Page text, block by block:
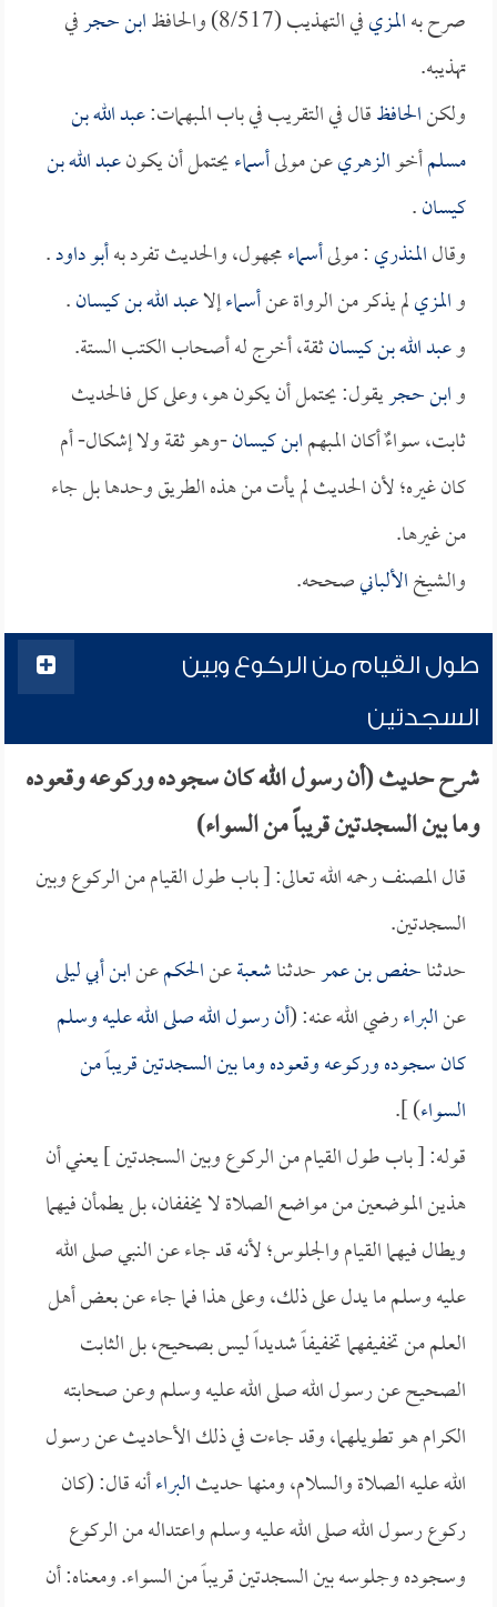
صرح بهالمزيفي التهذيب (8/517) والحافظ ابن حجرفي
تهذيبه.
ولكنالحافظقال في التقريب في باب المبهمات:عبد الله بن
مسلمأخوالزهريعن مولىأسماءيحتمل أن يكونعبد الله بن
كيسان.
وقالالمنذري: مولىأسماءمجهول، والحديث تفرد بهأبو داود.
والمزيلم يذكر من الرواة عنأسماءإلاعبد الله بن كيسان.
وعبد الله بن كيسانثقة، أخرج له أصحاب الكتب الستة.
وابن حجريقول: يحتمل أن يكون هو، وعلى كل فالحديث
ثابت، سواءٌ أكان المبهمابن كيسان-وهو ثقة ولا إشكال- أم
كان غيره؛ لأن الحديث لم يأت من هذه الطريق وحدها بل جاء
من غيرها.
والشيخالألبانيصححه.
طول القيام من الركوع وبين
السجدتين
شرح حديث (أن رسول الله كان سجوده وركوعه وقعوده
وما بين السجدتين قريباً من السواء)
قال المصنف رحمه الله تعالى: [ باب طول القيام من الركوع وبين
السجدتين.
حدثناحفص بن عمرحدثناشعبةعنالحكمعنابن أبي ليلى
عنالبراءرضي الله عنه: (أن رسول الله صلى الله عليه وسلم
كان سجوده وركوعه وقعوده وما بين السجدتين قريباً من
السواء) ].
قوله: [ باب طول القيام من الركوع وبين السجدتين ] يعني أن
هذين الموضعين من مواضع الصلاة لا يخففان، بل يطمأن فيهما
ويطال فيهما القيام والجلوس؛ لأنه قد جاء عن النبي صلى الله
عليه وسلم ما يدل على ذلك، وعلى هذا فما جاء عن بعض أهل
العلم من تخفيفهما تخفيفاً شديداً ليس بصحيح، بل الثابت
الصحيح عن رسول الله صلى الله عليه وسلم وعن صحابته
الكرام هو تطويلهما، وقد جاءت في ذلك الأحاديث عن رسول
الله عليه الصلاة والسلام، ومنها حديثالبراءأنه قال: (كان
ركوع رسول الله صلى الله عليه وسلم واعتداله من الركوع
وسجوده وجلوسه بين السجدتين قريباً من السواء. ومعناه: أن